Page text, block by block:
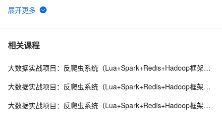
6 工良出品：包教会，Hadoop、Hive 搭建部署简易教程
7 Hadoop与机器学习的融合：案例研究
8 Hadoop【基础知识 02】【分布式计算框架MapReduce
解析与进阶+作业的生命周期】（图片来源于网络）
flink案例场景举例）
相关课程
大数据实战项目：反爬虫系统（Lua+Spark+Redis+Hadoop框架搭建）第一阶段
大数据实战项目：反爬虫系统（Lua+Spark+Redis+Hadoop框架搭建）第四阶段
大数据实战项目：反爬虫系统（Lua+Spark+Redis+Hadoop框架搭建）第五阶段